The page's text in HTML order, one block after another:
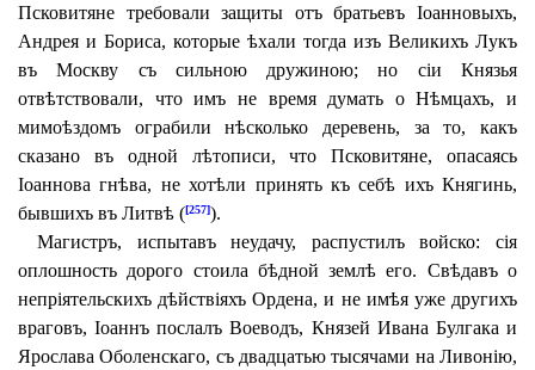
Псковитяне требовали защиты отъ братьевъ Іоанновыхъ,
Андрея и Бориса, которые ѣхали тогда изъ Великихъ Лукъ
въ Москву съ сильною дружиною; но сіи Князья
отвѣтствовали, что имъ не время думать о Нѣмцахъ, и
мимоѣздомъ ограбили нѣсколько деревень, за то, какъ
сказано въ одной лѣтописи, что Псковитяне, опасаясь
Іоаннова гнѣва, не хотѣли принять къ себѣ ихъ Княгинь,
бывшихъ въ Литвѣ ([257]).
Магистръ, испытавъ неудачу, распустилъ войско: сія
оплошность дорого стоила бѣдной землѣ его. Свѣдавъ о
непріятельскихъ дѣйствіяхъ Ордена, и не имѣя уже другихъ
враговъ, Іоаннъ послалъ Воеводъ, Князей Ивана Булгака и
Ярослава Оболенскаго, съ двадцатью тысячами на Ливонію,